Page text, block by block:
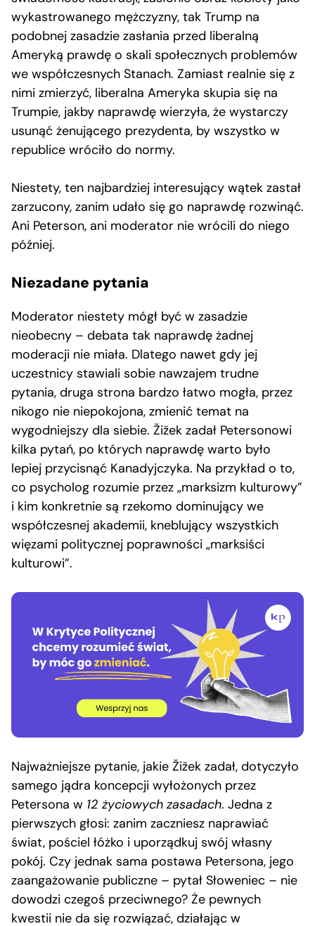
wykastrowanego mężczyzny, tak Trump na
podobnej zasadzie zasłania przed liberalną
Ameryką prawdę o skali społecznych problemów
we współczesnych Stanach. Zamiast realnie się z
nimi zmierzyć, liberalna Ameryka skupia się na
Trumpie, jakby naprawdę wierzyła, że wystarczy
usunąć żenującego prezydenta, by wszystko w
republice wróciło do normy.
Niestety, ten najbardziej interesujący wątek zastał
zarzucony, zanim udało się go naprawdę rozwinąć.
Ani Peterson, ani moderator nie wrócili do niego
później.
Niezadane pytania
Moderator niestety mógł być w zasadzie
nieobecny – debata tak naprawdę żadnej
moderacji nie miała. Dlatego nawet gdy jej
uczestnicy stawiali sobie nawzajem trudne
pytania, druga strona bardzo łatwo mogła, przez
nikogo nie niepokojona, zmienić temat na
wygodniejszy dla siebie. Žižek zadał Petersonowi
kilka pytań, po których naprawdę warto było
lepiej przycisnąć Kanadyjczyka. Na przykład o to,
co psycholog rozumie przez „marksizm kulturowy”
i kim konkretnie są rzekomo dominujący we
współczesnej akademii, kneblujący wszystkich
więzami politycznej poprawności „marksiści
kulturowi”.
Najważniejsze pytanie, jakie Žižek zadał, dotyczyło
samego jądra koncepcji wyłożonych przez
Petersona w 12 życiowych zasadach. Jedna z
pierwszych głosi: zanim zaczniesz naprawiać
świat, pościel łóżko i uporządkuj swój własny
pokój. Czy jednak sama postawa Petersona, jego
zaangażowanie publiczne – pytał Słoweniec – nie
dowodzi czegoś przeciwnego? Że pewnych
kwestii nie da się rozwiązać, działając w